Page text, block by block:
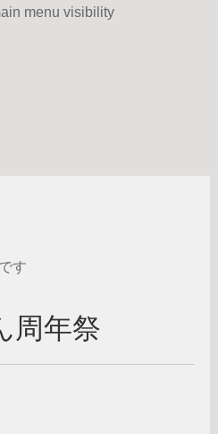
menu visibility
す
周年祭